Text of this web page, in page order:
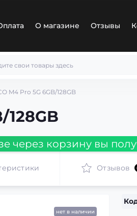
О магазине Отзывы
M4 Pro 5G 6GB/128GB
128GB
через корзину вы
Отзывов
нет в наличии